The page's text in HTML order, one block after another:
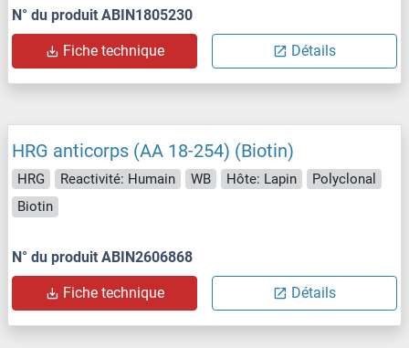
N° du produit ABIN1805230
Fiche technique Détails
HRG anticorps (AA 18-254) (Biotin)
HRG Reactivité: Humain WB Hôte: Lapin
Polyclonal
Biotin
N° du produit ABIN2606868
Fiche technique Détails